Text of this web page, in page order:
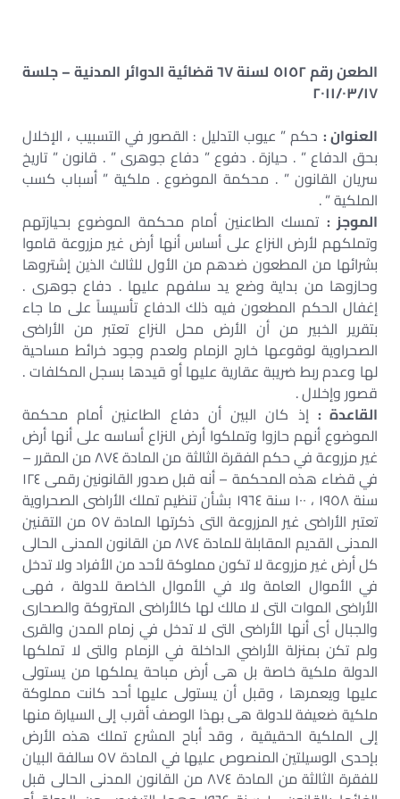
الطعن رقم ٥١٥٢ لسنة ٦٧ قضائية الدوائر المدنية – جلسة
٢٠١١/٠٣/١٧
العنوان : حكم ” عيوب التدليل : القصور في التسبيب ، الإخلال
بحق الدفاع ” . حيازة . دفوع ” دفاع جوهرى ” . قانون ” تاريخ
سريان القانون ” . محكمة الموضوع . ملكية ” أسباب كسب
الملكية ” .
الموجز : تمسك الطاعنين أمام محكمة الموضوع بحيازتهم
وتملكهم لأرض النزاع على أساس أنها أرض غير مزروعة قاموا
بشرائها من المطعون ضدهم من الأول للثالث الذين إشتروها
وحازوها من بداية وضع يد سلفهم عليها . دفاع جوهرى .
إغفال الحكم المطعون فيه ذلك الدفاع تأسيساً على ما جاء
بتقرير الخبير من أن الأرض محل النزاع تعتبر من الأراضى
الصحراوية لوقوعها خارج الزمام ولعدم وجود خرائط مساحية
لها وعدم ربط ضريبة عقارية عليها أو قيدها بسجل المكلفات .
قصور وإخلال .
القاعدة : إذ كان البين أن دفاع الطاعنين أمام محكمة
الموضوع أنهم حازوا وتملكوا أرض النزاع أساسه على أنها أرض
غير مزروعة في حكم الفقرة الثالثة من المادة ٨٧٤ من المقرر –
في قضاء هذه المحكمة – أنه قبل صدور القانونين رقمى ١٢٤
سنة ١٩٥٨ ، ١٠٠ سنة ١٩٦٤ بشأن تنظيم تملك الأراضى الصحراوية
تعتبر الأراضى غير المزروعة التى ذكرتها المادة ٥٧ من التقنين
المدنى القديم المقابلة للمادة ٨٧٤ من القانون المدنى الحالى
كل أرض غير مزروعة لا تكون مملوكة لأحد من الأفراد ولا تدخل
في الأموال العامة ولا في الأموال الخاصة للدولة ، فهى
الأراضى الموات التى لا مالك لها كالأراضى المتروكة والصحارى
والجبال أى أنها الأراضى التى لا تدخل في زمام المدن والقرى
ولم تكن بمنزلة الأراضي الداخلة في الزمام والتى لا تملكها
الدولة ملكية خاصة بل هى أرض مباحة يملكها من يستولى
عليها ويعمرها ، وقبل أن يستولى عليها أحد كانت مملوكة
ملكية ضعيفة للدولة هى بهذا الوصف أقرب إلى السيارة منها
إلى الملكية الحقيقية ، وقد أباح المشرع تملك هذه الأرض
بإحدى الوسيلتين المنصوص عليها في المادة ٥٧ سالفة البيان
للفقرة الثالثة من المادة ٨٧٤ من القانون المدنى الحالى قبل